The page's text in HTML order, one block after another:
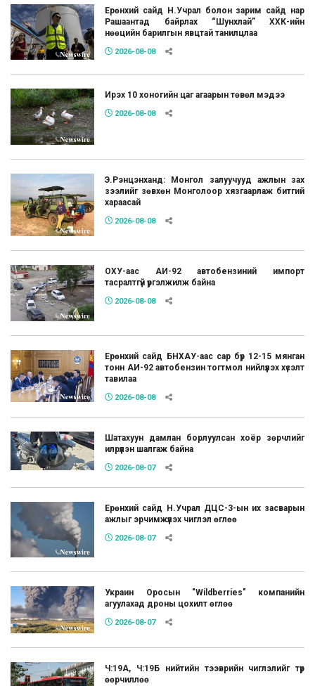
Ерөнхий сайд Н.Учрал болон зарим сайд нар
Рашаантад байрлах “Шунхлай” ХХК-ийн
нөөцийн барилгын явцтай танилцлаа
2026-08-08
Ирэх 10 хоногийн цаг агаарын төвөл мэдээ
2026-08-08
Э.Рэнцэнханд: Монгол залуучууд ажлын зах
зээлийг зөвхөн Монголоор хязгаарлаж битгий
хараасай
2026-08-08
ОХУ-аас АИ-92 автобензиний импорт
тасралтгүй үргэлжилж байна
2026-08-08
Ерөнхий сайд БНХАУ-аас сар бүр 12-15 мянган
тонн АИ-92 автобензин тогтмол нийлүүлэх хүсэлт
тавилаа
2026-08-08
Шатахуун дамлан борлуулсан хоёр зөрчлийг
илрүүлэн шалгаж байна
2026-08-07
Ерөнхий сайд Н.Учрал ДЦС-3-ын их засварын
ажлыг эрчимжүүлэх чиглэл өглөө
2026-08-07
Украин Оросын "Wildberries" компанийн
агуулахад дроны цохилт өглөө
2026-08-07
Ч:19А, Ч:19Б нийтийн тээврийн чиглэлийг түр
өөрчиллөө